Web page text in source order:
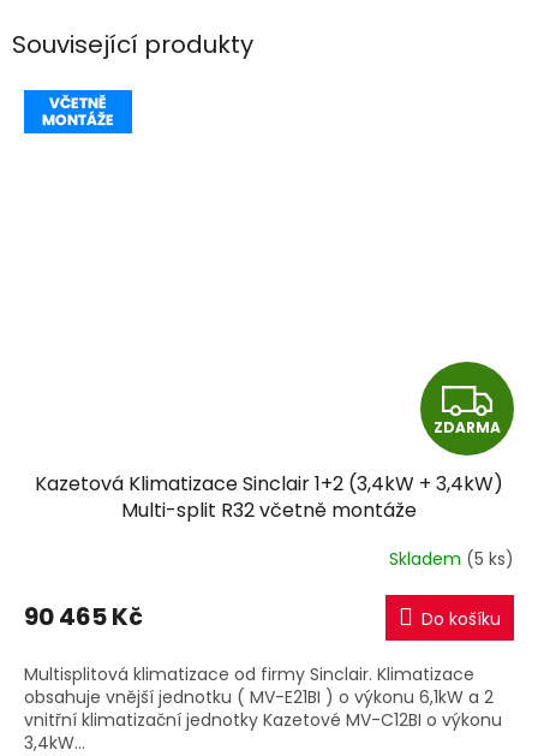
Související produkty
Z
D
A
R
M
A
ZDARMA
Kazetová Klimatizace Sinclair 1+2 (3,4kW + 3,4kW)
Multi-split R32 včetně montáže
Skladem (5 ks)
90 465 Kč Do košíku
Multisplitová klimatizace od firmy Sinclair. Klimatizace
obsahuje vnější jednotku ( MV-E21BI ) o výkonu 6,1kW a 2
vnitřní klimatizační jednotky Kazetové MV-C12BI o výkonu
3,4kW...